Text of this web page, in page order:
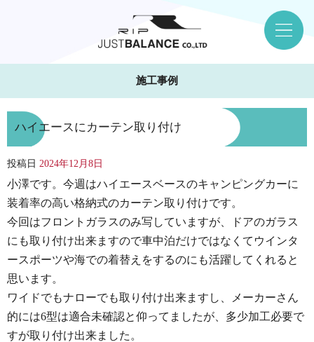
施工事例
ハイエースにカーテン取り付け
投稿日 2024年12月8日
小澤です。今週はハイエースベースのキャンピングカーに
装着率の高い格納式のカーテン取り付けです。
今回はフロントガラスのみ写していますが、ドアのガラス
にも取り付け出来ますので車中泊だけではなくてウインタ
ースポーツや海での着替えをするのにも活躍してくれると
思います。
ワイドでもナローでも取り付け出来ますし、メーカーさん
的には6型は適合未確認と仰ってましたが、多少加工必要で
すが取り付け出来ました。